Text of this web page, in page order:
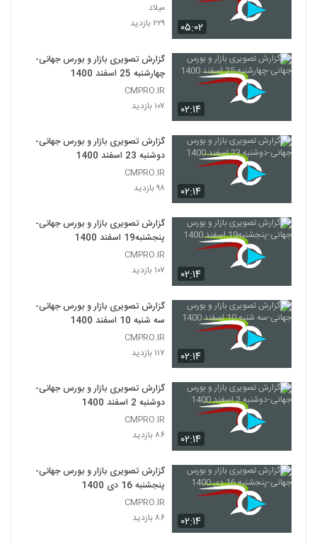
۰۵:۰۲
میلاد
۲۲۹ بازدید
۰۲:۱۴
گزارش تصویری بازار و بورس جهانی-
چهارشنبه 25 اسفند 1400
CMPRO.IR
۱۰۷ بازدید
۰۲:۱۴
گزارش تصویری بازار و بورس جهانی-
دوشنبه 23 اسفند 1400
CMPRO.IR
۹۸ بازدید
۰۲:۱۴
گزارش تصویری بازار و بورس جهانی-
پنجشنبه19 اسفند 1400
CMPRO.IR
۱۰۷ بازدید
۰۲:۱۴
گزارش تصویری بازار و بورس جهانی-
سه شنبه 10 اسفند 1400
CMPRO.IR
۱۱۷ بازدید
۰۲:۱۴
گزارش تصویری بازار و بورس جهانی-
دوشنبه 2 اسفند 1400
CMPRO.IR
۸۶ بازدید
۰۲:۱۴
گزارش تصویری بازار و بورس جهانی-
پنجشنبه 16 دی 1400
CMPRO.IR
۸۶ بازدید